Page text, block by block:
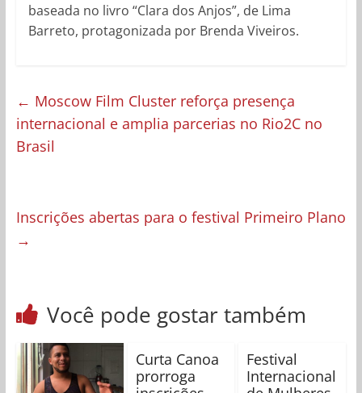
baseada no livro “Clara dos Anjos”, de Lima
Barreto, protagonizada por Brenda Viveiros.
← Moscow Film Cluster reforça presença
internacional e amplia parcerias no Rio2C no
Brasil
Inscrições abertas para o festival Primeiro Plano
→
Você pode gostar também
Curta Canoa
prorroga
Festival
Internacional